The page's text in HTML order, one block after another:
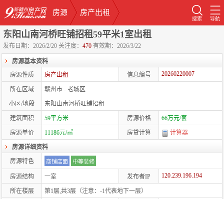
房源 房产出租
搜索 导航
东阳山南河桥旺铺招租59平米1室出租
发布日期：2026/2/20 关注度： 470 有效期：2026/3/22
房源基本资料
房源性质
房产出租 信息编号 20260220007
所在区域 赣州市 - 老城区
小区/地段 东阳山南河桥旺铺招租
建筑面积 59平方米 房源价格 66万元/套
房源单价 11186元/㎡ 房贷计算 计算器
房源详细资料
房源特色
商铺店面 中等装修
房源结构 一室 发布者IP 120.239.196.194
所在楼层 第1层,共3层 （注意：-1代表地下一层）